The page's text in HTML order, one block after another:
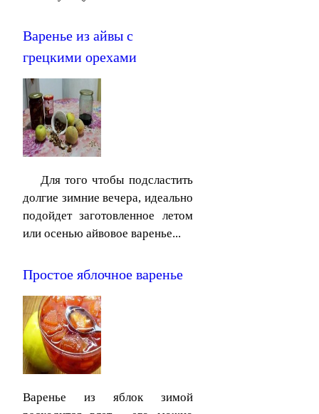
Варенье из айвы с
грецкими орехами
Для того чтобы подсластить
долгие зимние вечера, идеально
подойдет заготовленное летом
или осенью айвовое варенье...
Простое яблочное варенье
Варенье из яблок зимой